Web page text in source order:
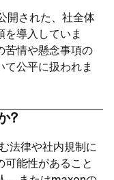
開された、社全体
を導入していま
苦情や懸念事項の
公平に扱われま
?
法律や社内規制に
可能性があること